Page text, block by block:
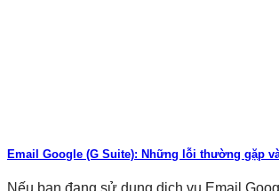
Email Google (G Suite): Những lỗi thường gặp
Nếu bạn đang sử dụng dịch vụ Email